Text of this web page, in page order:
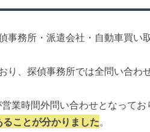
務所・派遣会社・自動車買い
、探偵事務所では全問い合わ
業時間外問い合わせとなってお
ことが分かりました。